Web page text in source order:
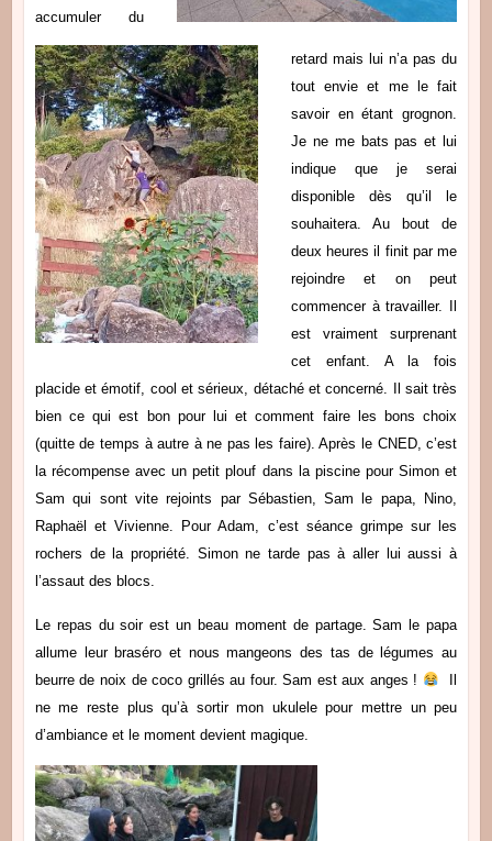
accumuler du
retard mais lui n’a pas du
tout envie et me le fait
savoir en étant grognon.
Je ne me bats pas et lui
indique que je serai
disponible dès qu’il le
souhaitera. Au bout de
deux heures il finit par me
rejoindre et on peut
commencer à travailler. Il
est vraiment surprenant
cet enfant. A la fois
placide et émotif, cool et sérieux, détaché et concerné. Il sait très
bien ce qui est bon pour lui et comment faire les bons choix
(quitte de temps à autre à ne pas les faire). Après le CNED, c’est
la récompense avec un petit plouf dans la piscine pour Simon et
Sam qui sont vite rejoints par Sébastien, Sam le papa, Nino,
Raphaël et Vivienne. Pour Adam, c’est séance grimpe sur les
rochers de la propriété. Simon ne tarde pas à aller lui aussi à
l’assaut des blocs.
Le repas du soir est un beau moment de partage. Sam le papa
allume leur braséro et nous mangeons des tas de légumes au
beurre de noix de coco grillés au four. Sam est aux anges !
ne me reste plus qu’à sortir mon ukulele pour mettre un peu
d’ambiance et le moment devient magique.